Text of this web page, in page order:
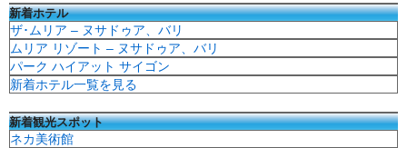
新着ホテル
ザ･ムリア – ヌサドゥア、バリ
ムリア リゾート – ヌサドゥア、バリ
パーク ハイアット サイゴン
新着ホテル一覧を見る
新着観光スポット
ネカ美術館